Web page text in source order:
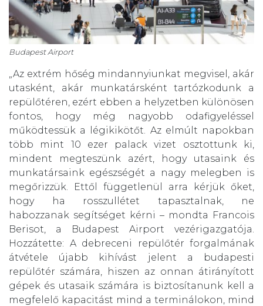
Budapest Airport
„Az extrém hőség mindannyiunkat megvisel, akár
utasként, akár munkatársként tartózkodunk a
repülőtéren, ezért ebben a helyzetben különösen
fontos, hogy még nagyobb odafigyeléssel
működtessük a légikikötőt. Az elmúlt napokban
több mint 10 ezer palack vizet osztottunk ki,
mindent megteszünk azért, hogy utasaink és
munkatársaink egészségét a nagy melegben is
megőrizzük. Ettől függetlenül arra kérjük őket,
hogy ha rosszullétet tapasztalnak, ne
habozzanak segítséget kérni – mondta Francois
Berisot, a Budapest Airport vezérigazgatója.
Hozzátette: A debreceni repülőtér forgalmának
átvétele újabb kihívást jelent a budapesti
repülőtér számára, hiszen az onnan átirányított
gépek és utasaik számára is biztosítanunk kell a
megfelelő kapacitást mind a terminálokon, mind